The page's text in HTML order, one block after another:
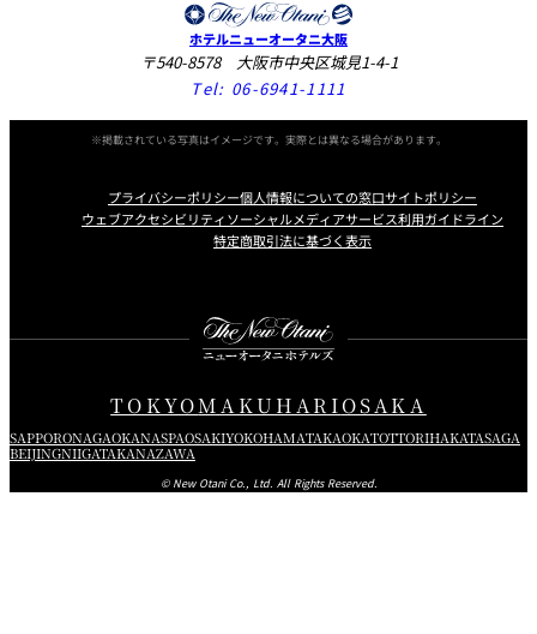
ホテルニューオータニ大阪
〒540-8578 大阪市中央区城見1-4-1
Tel: 06-6941-1111
※掲載されている写真はイメージです。実際とは異なる場合があります。
プライバシーポリシー個人情報についての窓口サイトポリシー
ウェブアクセシビリティソーシャルメディアサービス利用ガイドライン
特定商取引法に基づく表示
TOKYOMAKUHARIOSAKA
SAPPORONAGAOKANASPAOSAKIYOKOHAMATAKAOKATOTTORIHAKATASAGA
BEIJINGNIIGATAKANAZAWA
© New Otani Co., Ltd. All Rights Reserved.